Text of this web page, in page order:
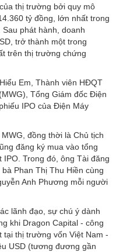
thị trường bởi quy mô
tỷ đồng, lớn nhất trong
phát hành, doanh
trở thành một trong
trên thị trường chứng
Em, Thành viên HĐQT
Tổng Giám đốc Điện
IPO của Điện Máy
đồng thời là Chủ tịch
đăng ký mua vào tổng
Trong đó, ông Tài đăng
Phan Thị Thu Hiền cùng
Anh Phương mỗi người
lãnh đạo, sự chú ý dành
khi Dragon Capital - công
thị trường vốn Việt Nam -
USD (tương đương gần